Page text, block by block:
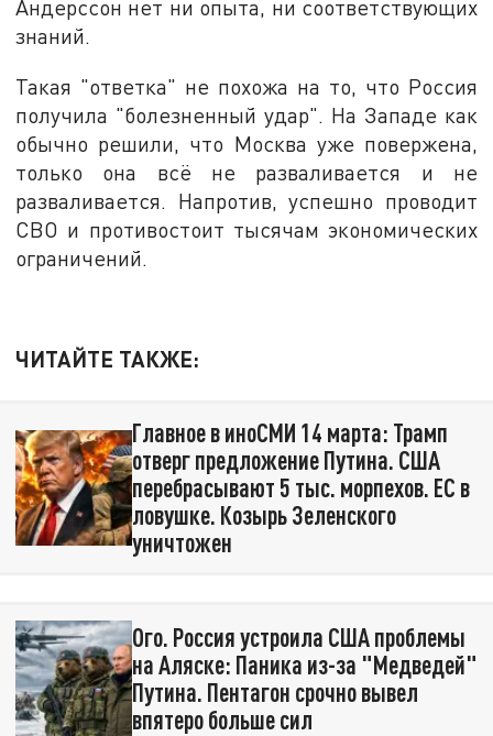
Андерссон нет ни опыта, ни соответствующих
знаний.
Такая "ответка" не похожа на то, что Россия
получила "болезненный удар". На Западе как
обычно решили, что Москва уже повержена,
только она всё не разваливается и не
разваливается. Напротив, успешно проводит
СВО и противостоит тысячам экономических
ограничений.
ЧИТАЙТЕ ТАКЖЕ:
Главное в иноСМИ 14 марта: Трамп
отверг предложение Путина. США
перебрасывают 5 тыс. морпехов. ЕС в
ловушке. Козырь Зеленского
уничтожен
Ого. Россия устроила США проблемы
на Аляске: Паника из-за "Медведей"
Путина. Пентагон срочно вывел
впятеро больше сил